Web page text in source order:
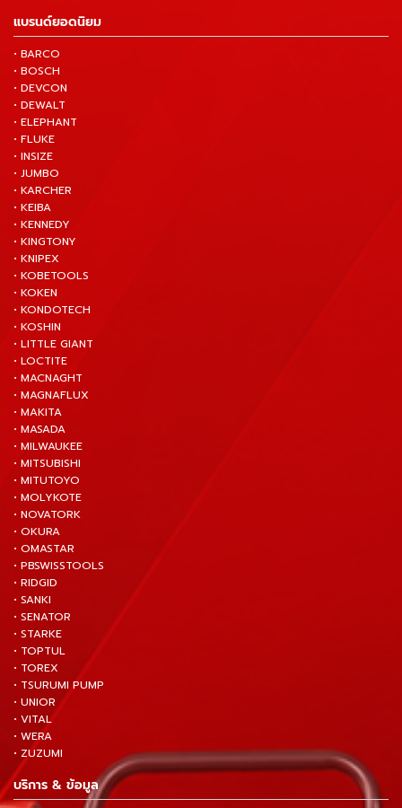
แบรนด์ยอดนิยม
• BARCO
• BOSCH
• DEVCON
• DEWALT
• ELEPHANT
• FLUKE
• INSIZE
• JUMBO
• KARCHER
• KEIBA
• KENNEDY
• KINGTONY
• KNIPEX
• KOBETOOLS
• KOKEN
• KONDOTECH
• KOSHIN
• LITTLE GIANT
• LOCTITE
• MACNAGHT
• MAGNAFLUX
• MAKITA
• MASADA
• MILWAUKEE
• MITSUBISHI
• MITUTOYO
• MOLYKOTE
• NOVATORK
• OKURA
• OMASTAR
• PBSWISSTOOLS
• RIDGID
• SANKI
• SENATOR
• STARKE
• TOPTUL
• TOREX
• TSURUMI PUMP
• UNIOR
• VITAL
• WERA
• ZUZUMI
บริการ & ข้อมูล